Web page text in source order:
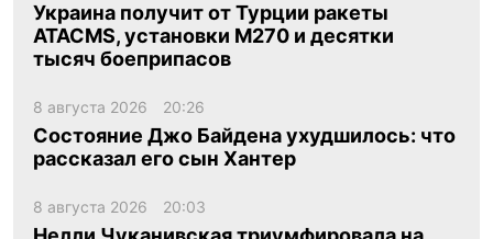
Украина получит от Турции ракеты
ATACMS, установки M270 и десятки
тысяч боеприпасов
8 августа 2026 20:26
Состояние Джо Байдена ухудшилось: что
рассказал его сын Хантер
8 августа 2026 20:03